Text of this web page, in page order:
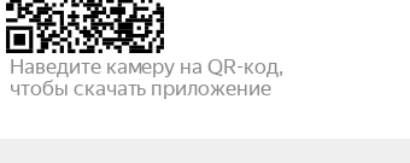
Наведите камеру на QR-код,
чтобы скачать приложение